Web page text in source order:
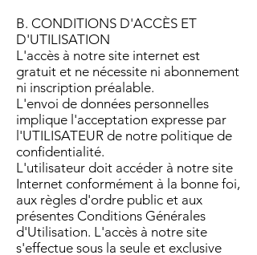
B. CONDITIONS D'ACCÈS ET
D'UTILISATION
L'accès à notre site internet est
gratuit et ne nécessite ni abonnement
ni inscription préalable.
L'envoi de données personnelles
implique l'acceptation expresse par
l'UTILISATEUR de notre politique de
confidentialité.
L'utilisateur doit accéder à notre site
Internet conformément à la bonne foi,
aux règles d'ordre public et aux
présentes Conditions Générales
d'Utilisation. L'accès à notre site
s'effectue sous la seule et exclusive